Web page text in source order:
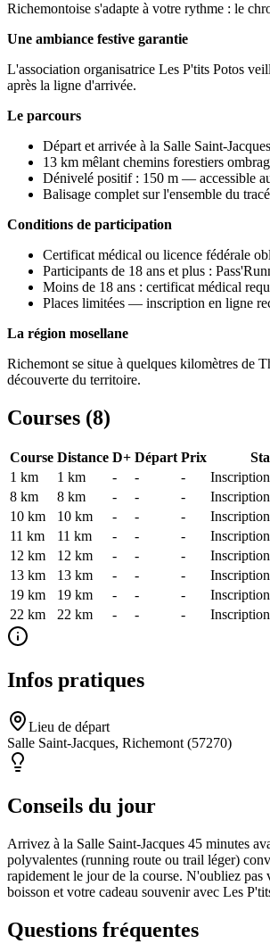
Richemontoise s'adapte à votre rythme : le
Une ambiance festive garantie
L'association organisatrice Les P'tits Potos
après la ligne d'arrivée.
Le parcours
Départ et arrivée à la Salle Saint-
13 km mêlant chemins forestiers
Dénivelé positif : 150 m — accessible
Balisage complet sur l'ensemble du tracé
Conditions de participation
Certificat médical ou licence fédérale
Participants de 18 ans et plus :
Moins de 18 ans : certificat médical
Places limitées — inscription en ligne
La région mosellane
Richemont se situe à quelques kilomètres de
découverte du territoire.
Courses (8)
Course Distance D+ Départ Prix
1 km
1 km - - -
8 km
8 km - - -
10 km
10 km - - -
11 km
11 km - - -
12 km
12 km - - -
13 km
13 km - - -
19 km
19 km - - -
22 km
22 km - - -
Infos pratiques
Lieu de départ
Salle Saint-Jacques, Richemont (57270)
Conseils du jour
Arrivez à la Salle Saint-Jacques 45 minutes
polyvalentes (running route ou trail léger)
rapidement le jour de la course. N'oubliez
boisson et votre cadeau souvenir avec Les
Questions fréquentes